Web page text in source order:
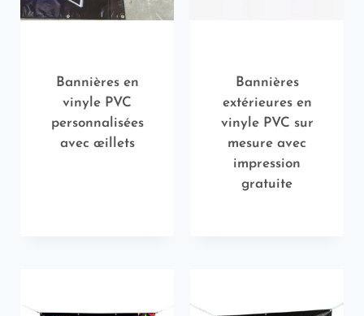
Bannières en
vinyle PVC
personnalisées
avec œillets
Bannières
extérieures en
vinyle PVC sur
mesure avec
impression
gratuite